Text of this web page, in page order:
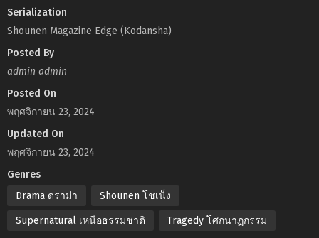
Serialization
Shounen Magazine Edge (Kodansha)
Posted By
admin admin
Posted On
พฤศจิกายน 23, 2024
Updated On
พฤศจิกายน 23, 2024
Genres
Drama ดราม่า
Shounen โชเน็ง
Supernatural เหนือธรรมชาติ Tragedy โศกนาฏกรรม